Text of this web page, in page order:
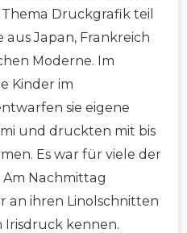
Druckgrafik teil
Japan, Frankreich
Moderne. Im
Kinder im
sie eigene
und druckten mit bis
Es war für viele der
Nachmittag
an ihren Linolschnitten
kennen.